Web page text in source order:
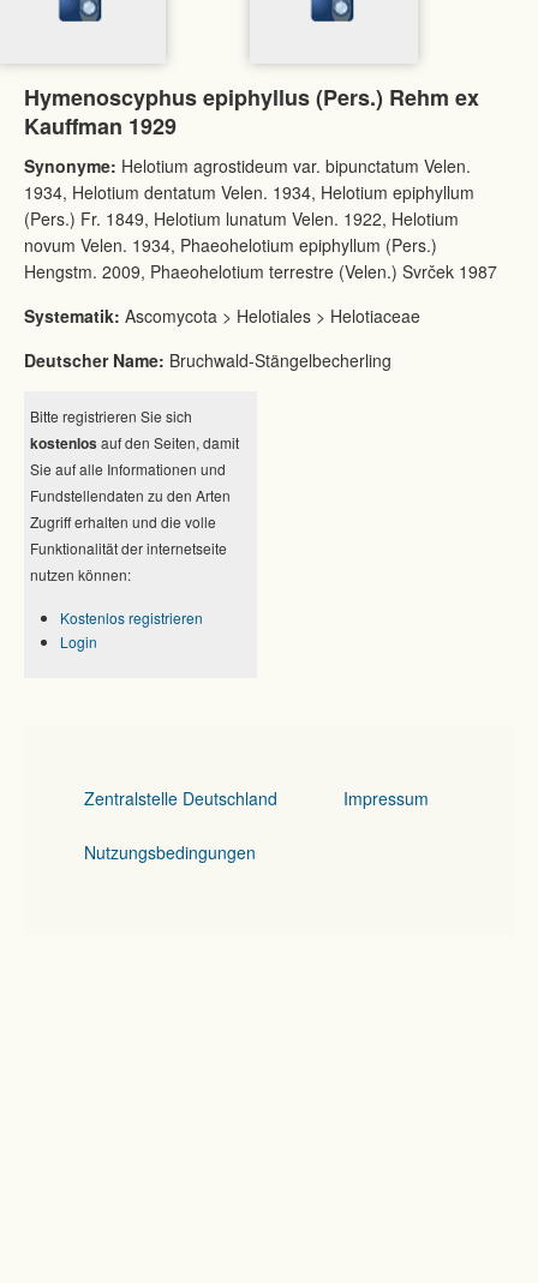
Hymenoscyphus epiphyllus (Pers.) Rehm ex
Kauffman 1929
Synonyme: Helotium agrostideum var. bipunctatum Velen.
1934, Helotium dentatum Velen. 1934, Helotium epiphyllum
(Pers.) Fr. 1849, Helotium lunatum Velen. 1922, Helotium
novum Velen. 1934, Phaeohelotium epiphyllum (Pers.)
Hengstm. 2009, Phaeohelotium terrestre (Velen.) Svrček 1987
Systematik: Ascomycota > Helotiales > Helotiaceae
Deutscher Name: Bruchwald-Stängelbecherling
Bitte registrieren Sie sich
kostenlos auf den Seiten, damit
Sie auf alle Informationen und
Fundstellendaten zu den Arten
Zugriff erhalten und die volle
Funktionalität der internetseite
nutzen können:
Kostenlos registrieren
Login
Zentralstelle Deutschland Impressum
Nutzungsbedingungen